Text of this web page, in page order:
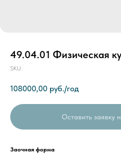
49.04.01 Физическая
SKU:
108000,00 руб./год
Оставить заявку
Заочная форма